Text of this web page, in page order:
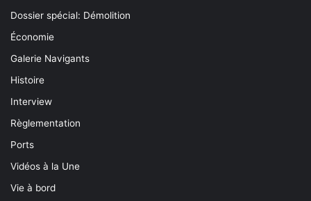
Dossier spécial: Démolition
Économie
Galerie Navigants
Histoire
Interview
Règlementation
Ports
Vidéos à la Une
Vie à bord